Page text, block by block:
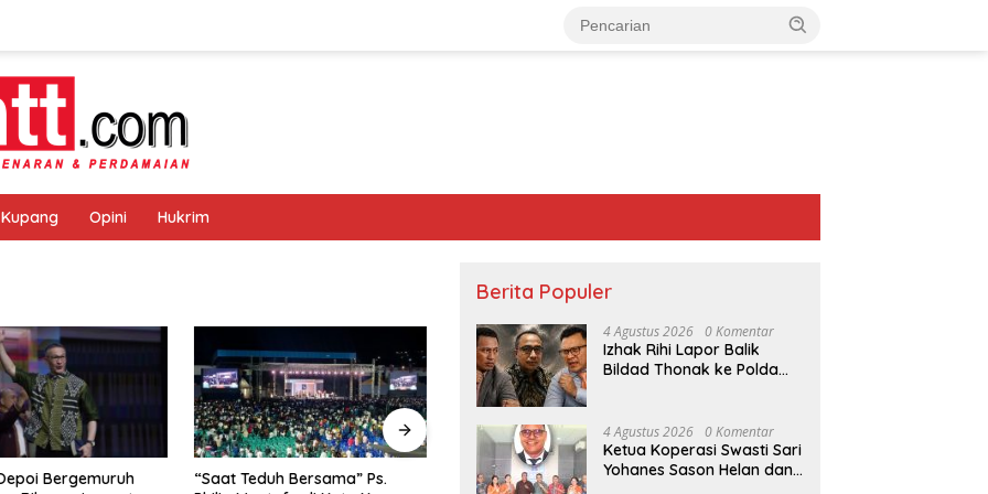
Opini Hukrim
Bergemuruh
“Saat Teduh Bersama” Ps.
Pertamina Dukung Jamda
Reses Beny Selan di
Berita Populer
4 Agustus 2026 0 Komentar
Izhak Rihi Lapor Balik
Bildad Thonak ke Polda
4 Agustus 2026 0 Komentar
Ketua Koperasi Swasti Sari
Yohanes Sason Helan dan